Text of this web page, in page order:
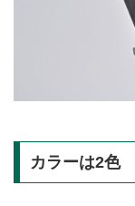
カラーは2色